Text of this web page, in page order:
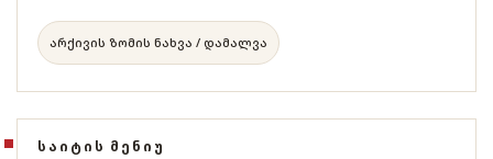
არქივის ზომის ნახვა / დამალვა
ᲡᲐᲘᲢᲘᲡ ᲛᲔᲜᲘᲣ